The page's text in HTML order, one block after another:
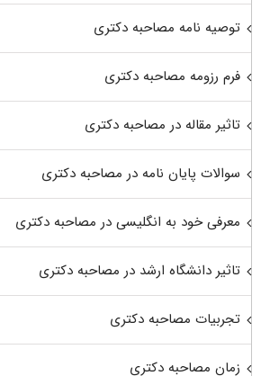
توصیه نامه مصاحبه دکتری
فرم رزومه مصاحبه دکتری
تاثیر مقاله در مصاحبه دکتری
سوالات پایان نامه در مصاحبه دکتری
معرفی خود به انگلیسی در مصاحبه دکتری
تاثیر دانشگاه ارشد در مصاحبه دکتری
تجربیات مصاحبه دکتری
زمان مصاحبه دکتری